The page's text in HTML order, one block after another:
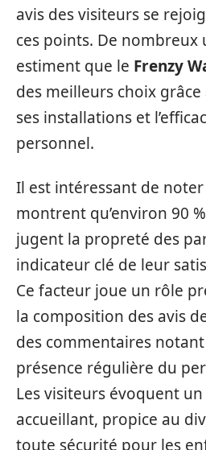
avis des visiteurs se
ces points. De nombreux
estiment que le Frenzy
des meilleurs choix
ses installations et
personnel.
Il est intéressant de
montrent qu’environ 90
jugent la propreté des
indicateur clé de leur
Ce facteur joue un rôle
la composition des avis
des commentaires
présence régulière du
Les visiteurs évoquent
accueillant, propice au
toute sécurité pour les